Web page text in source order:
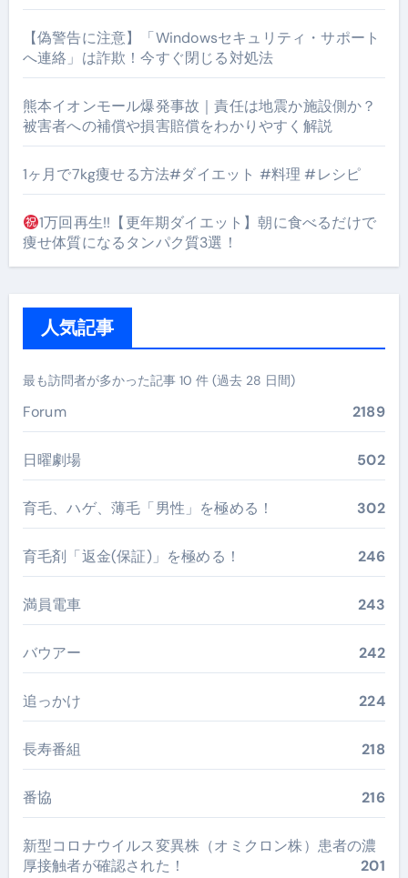
【偽警告に注意】「Windowsセキュリティ・サポート
へ連絡」は詐欺！今すぐ閉じる対処法
熊本イオンモール爆発事故｜責任は地震か施設側か？
被害者への補償や損害賠償をわかりやすく解説
1ヶ月で7kg痩せる方法#ダイエット #料理 #レシピ
1万回再生!!【更年期ダイエット】朝に食べるだけで
痩せ体質になるタンパク質3選！
人気記事
最も訪問者が多かった記事 10 件 (過去 28 日間)
Forum 2189
日曜劇場 502
育毛、ハゲ、薄毛「男性」を極める！ 302
育毛剤「返金(保証)」を極める！ 246
満員電車 243
バウアー 242
追っかけ 224
長寿番組 218
番協 216
新型コロナウイルス変異株（オミクロン株）患者の濃
厚接触者が確認された！
201